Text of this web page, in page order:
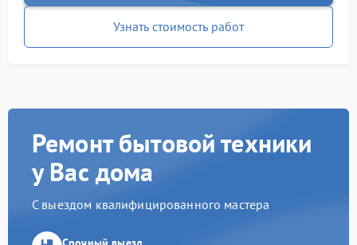
Узнать стоимость работ
Ремонт бытовой техники
у Вас дома
С выездом квалифицированного мастера